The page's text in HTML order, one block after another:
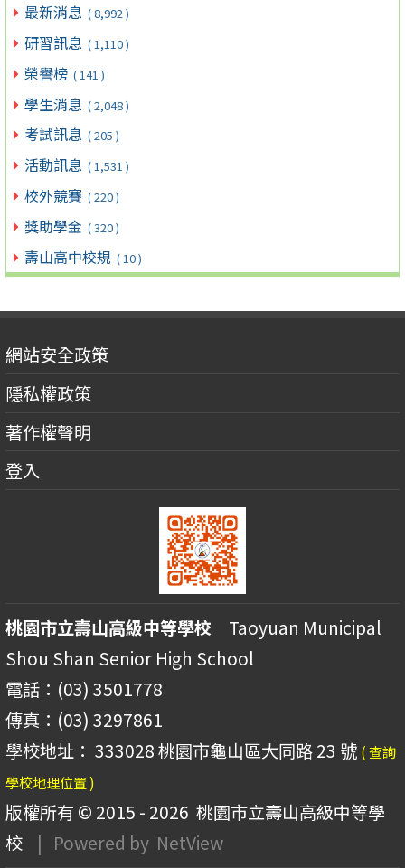
最新消息 ( 8,992 )
研習訊息 ( 1,110 )
榮譽榜 ( 141 )
學生消息 ( 2,048 )
考試訊息 ( 205 )
活動訊息 ( 1,531 )
校外競賽 ( 220 )
獎助學金 ( 320 )
壽山高中校規 ( 10 )
網站安全政策
隱私權政策
著作權聲明
登入
桃園市立壽山高級中等學校 Taoyuan Municipal
Shou Shan Senior High School
電話：(03) 3501778
傳真：(03) 3297861
學校地址： 333028 桃園市龜山區大同路 23 號 ( 查詢
學校地理位置 )
版權所有 © 2015 - 2026 桃園市立壽山高級中等學
校
| Powered by NetView